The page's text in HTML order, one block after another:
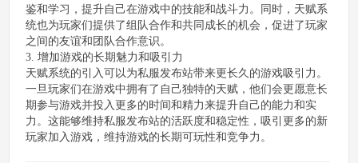
鉴和学习，提升自己在游戏中的技能和战斗力。同时，天赋系
统也为玩家们提供了组队合作和共同成长的机会，促进了玩家
之间的友谊和团队合作意识。
3. 增加游戏的长期魅力和吸引力
天赋系统的引入可以为私服发布站带来更长久的游戏吸引力。
一旦玩家们在游戏中拥有了自己独特的天赋，他们会更愿意长
期参与游戏并投入更多的时间和精力来提升自己的能力和实
力。这能够维持私服发布站的活跃度和稳定性，吸引更多的新
玩家加入游戏，维持游戏的长期可玩性和竞争力。